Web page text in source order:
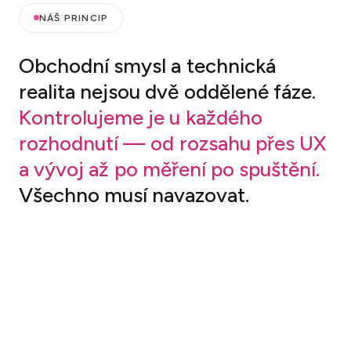
NÁŠ PRINCIP
Obchodní smysl a technická
realita nejsou dvě oddělené fáze.
Kontrolujeme je u každého
rozhodnutí— od rozsahu přes UX
a vývoj až po měření po spuštění.
Všechno musí navazovat.